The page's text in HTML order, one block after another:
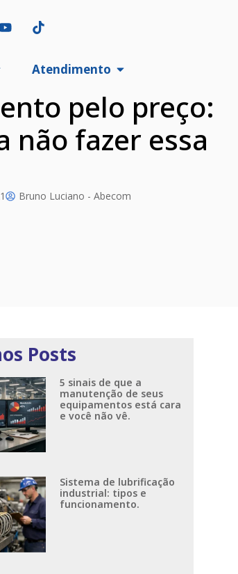
Atendimento
pelo preço:
não fazer essa
Bruno Luciano - Abecom
Posts
5 sinais de que a
manutenção de seus
equipamentos está cara
e você não vê.
Sistema de lubrificação
industrial: tipos e
funcionamento.